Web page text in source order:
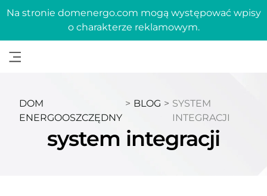
Na stronie domenergo.com mogą występować wpisy
o charakterze reklamowym.
DOM
ENERGOOSZCZĘDNY
> BLOG > SYSTEM
INTEGRACJI
system integracji